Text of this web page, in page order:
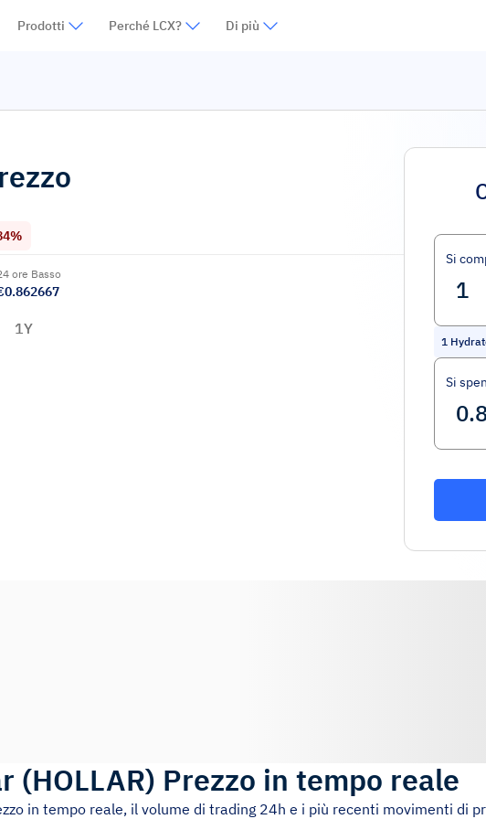
Prodotti Perché LCX? Di più
ore Basso
1Y
Si
1
Si
(HOLLAR) Prezzo in tempo reale
in tempo reale, il volume di trading 24h e i più recenti movimenti di